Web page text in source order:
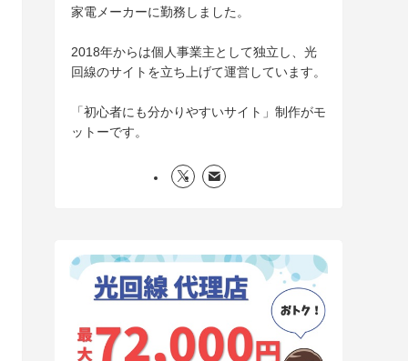
家電メーカーに勤務しました。
2018年からは個人事業主として独立し、光
回線のサイトを立ち上げて運営しています。
「初心者にも分かりやすいサイト」制作がモ
ットーです。